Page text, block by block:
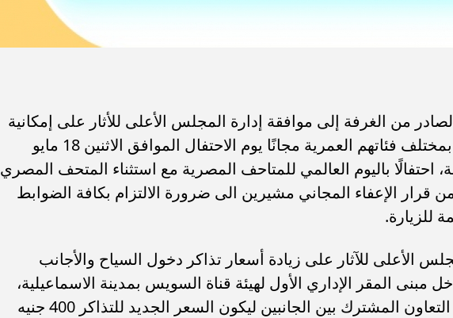
من الغرفة إلى موافقة إدارة المجلس الأعلى للأثار على إمكانية
دخول المواطنين المصرين بمختلف فئاتهم العمرية مجانًا يوم الاحتفال الموافق الاثنين 18 مايو
احتفالًا باليوم العالمي للمتاحف المصرية مع استثناء المتحف المصري
قرار الإعفاء المجاني مشيرين الى ضرورة الالتزام بكافة الضوابط
للزيارة.
الأعلى للآثار على زيادة أسعار تذاكر دخول السياح والأجانب
المقر الإداري الأول لهيئة قناة السويس بمدينة الاسماعيلية،
ويأتي ذلك ضمن بروتوكول التعاون المشترك بين الجانبين ليكون السعر الجديد للتذاكر 400 جنيه